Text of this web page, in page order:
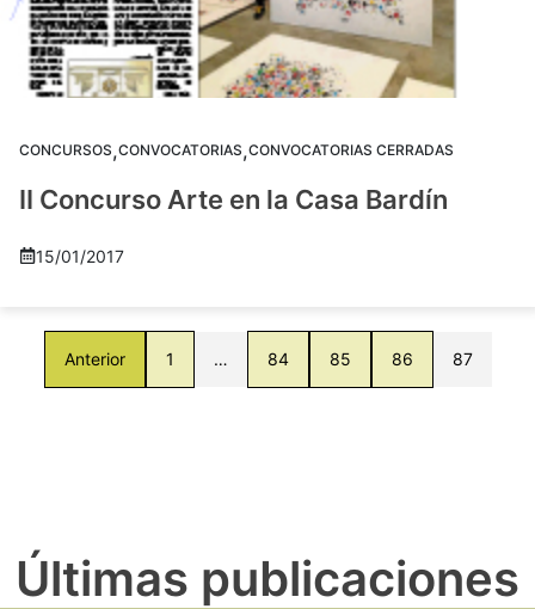
CONCURSOS,CONVOCATORIAS,CONVOCATORIAS CERRADAS
II Concurso Arte en la Casa Bardín
15/01/2017
Anterior 1 … 84 85 86 87
Últimas publicaciones